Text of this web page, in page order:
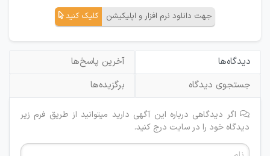
جهت دانلود نرم افزار و اپلیکیشن کلیک کنید
دیدگاه‌ها
آخرین پاسخ‌ها
جستجوی دیدگاه
برگزیده‌ها
اگر دیدگاهی درباره این آگهی دارید میتوانید از طریق فرم زیر
دیدگاه خود را در سایت درج کنید.